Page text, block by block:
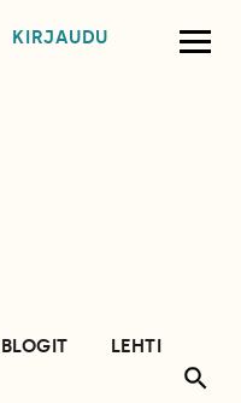
KIRJAUDU
BLOGIT
LEHTI